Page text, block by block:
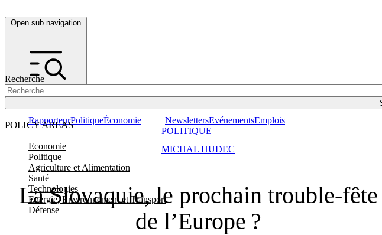
Open sub navigation
Recherche
POLICY AREAS
Economie
Politique
Agriculture et Alimentation
Santé
Technologies
Energie, Environnement et Transport
Défense
RapporteurPolitiqueÉconomie NewslettersEvénementsEmplois
La Slovaquie, le prochain trouble-fête
de l’Europe ?
MICHAL HUDEC
POLITIQUE